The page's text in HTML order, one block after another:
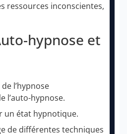
ressources inconscientes,
hypnose et
l’hypnose
l’auto-hypnose.
un état hypnotique.
de différentes techniques